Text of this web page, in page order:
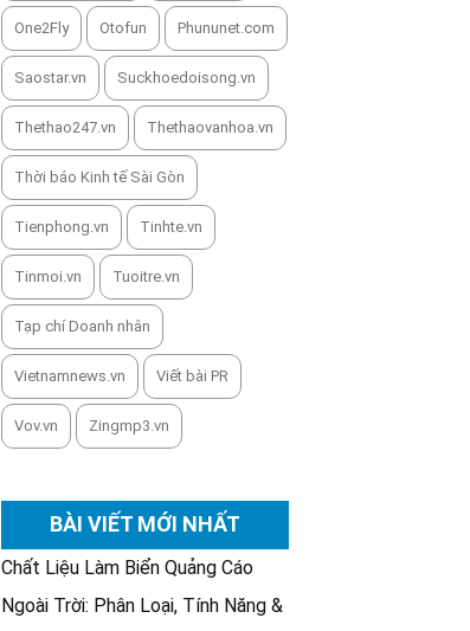
One2Fly Otofun Phununet.com
Saostar.vn Suckhoedoisong.vn
Thethao247.vn Thethaovanhoa.vn
Thời báo Kinh tế Sài Gòn
Tienphong.vn Tinhte.vn
Tinmoi.vn Tuoitre.vn
Tạp chí Doanh nhân
Vietnamnews.vn Viết bài PR
Vov.vn Zingmp3.vn
BÀI VIẾT MỚI NHẤT
Chất Liệu Làm Biển Quảng Cáo
Ngoài Trời: Phân Loại, Tính Năng &